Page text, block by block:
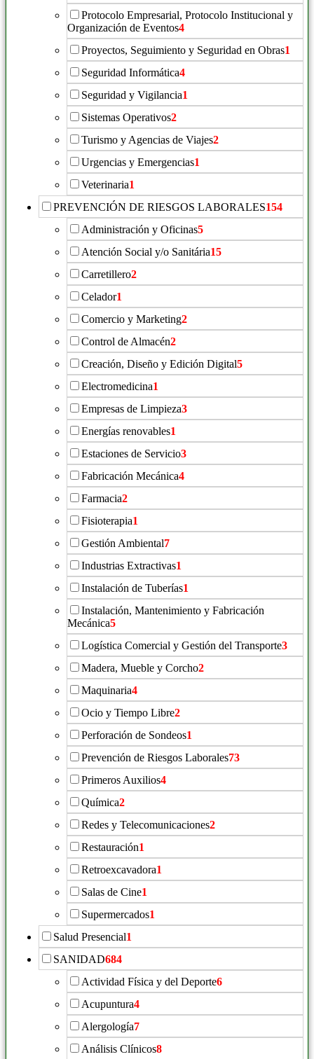
Protocolo Empresarial, Protocolo Institucional y
Organización de Eventos4
Proyectos, Seguimiento y Seguridad en Obras1
Seguridad Informática4
Seguridad y Vigilancia1
Sistemas Operativos2
Turismo y Agencias de Viajes2
Urgencias y Emergencias1
Veterinaria1
PREVENCIÓN DE RIESGOS LABORALES154
Administración y Oficinas5
Atención Social y/o Sanitária15
Carretillero2
Celador1
Comercio y Marketing2
Control de Almacén2
Creación, Diseño y Edición Digital5
Electromedicina1
Empresas de Limpieza3
Energías renovables1
Estaciones de Servicio3
Fabricación Mecánica4
Farmacia2
Fisioterapia1
Gestión Ambiental7
Industrias Extractivas1
Instalación de Tuberías1
Instalación, Mantenimiento y Fabricación
Mecánica5
Logística Comercial y Gestión del Transporte3
Madera, Mueble y Corcho2
Maquinaria4
Ocio y Tiempo Libre2
Perforación de Sondeos1
Prevención de Riesgos Laborales73
Primeros Auxilios4
Química2
Redes y Telecomunicaciones2
Restauración1
Retroexcavadora1
Salas de Cine1
Supermercados1
Salud Presencial1
SANIDAD684
Actividad Física y del Deporte6
Acupuntura4
Alergología7
Análisis Clínicos8